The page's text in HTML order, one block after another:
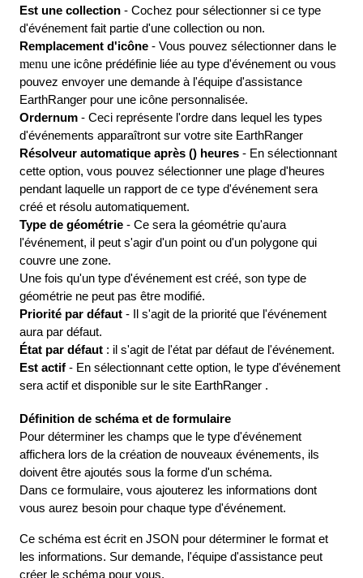
Est une collection - Cochez pour sélectionner si ce type
d'événement fait partie d'une collection ou non.
Remplacement d'icône - Vous pouvez sélectionner dans le
menu une icône prédéfinie liée au type d'événement ou vous
pouvez envoyer une demande à 'équipe d'assistance
EarthRanger pour une icône personnalisée.
Ordernum - Ceci représente 'ordre dans lequel les types
d'événements apparaîtront sur votre site EarthRanger
Résolveur automatique après () heures - En sélectionnant
cette option, vous pouvez sélectionner une plage d'heures
pendant laquelle un rapport de ce type d'événement sera
créé et résolu automatiquement.
Type de géométrie - Ce sera la géométrie qu'aura
'événement, il peut s'agir d'un point ou d'un polygone qui
couvre une zone.
Une fois qu'un type d'événement est créé, son type de
géométrie ne peut pas être modifié.
Priorité par défaut - s'agit de la priorité que 'événement
aura par défaut.
État par défaut : il s'agit de 'état par défaut de 'événement.
Est actif - En sélectionnant cette option, le type d'événement
sera actif et disponible sur le site EarthRanger .
Définition de schéma et de formulaire
Pour déterminer les champs que le type d'événement
affichera lors de la création de nouveaux événements, ils
doivent être ajoutés sous la forme d'un schéma.
Dans ce formulaire, vous ajouterez les informations dont
vous aurez besoin pour chaque type d'événement.
Ce schéma est écrit en JSON pour déterminer le format et
les informations. Sur demande, 'équipe d'assistance peut
créer le schéma pour vous.